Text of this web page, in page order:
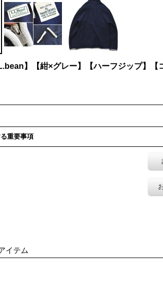
】【紺×グレー】【ハーフジップ】【
重要事項
イテム